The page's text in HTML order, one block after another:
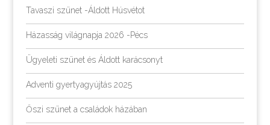
Tavaszi szünet -Áldott Húsvétot
Házasság világnapja 2026 -Pécs
Ügyeleti szünet és Áldott karácsonyt
Adventi gyertyagyújtás 2025
Őszi szünet a családok házában